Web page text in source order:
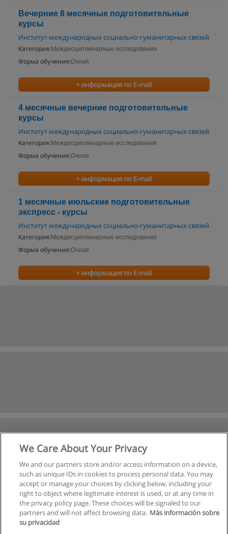
Вечерние 8 месячные подготовительные
курсы
Институт международных социально-гуманитарных связей
Категория: Междисциплинарные исследования
Форма обучения:Очная
+ информация по E-mail
4 месячные вечерние подготовительные
курсы
Институт международных социально-гуманитарных связей
Категория: Междисциплинарные исследования
Форма обучения:Очная
+ информация по E-mail
1 месячные июльские подготовительные
экспресс - курсы
Институт международных социально-гуманитарных связей
Категория: Междисциплинарные исследования
Форма обучения:Очная
+ информация по E-mail
Следующая
из
We Care About Your Privacy
We and our partners store and/or access information on a device,
such as unique IDs in cookies to process personal data. You may
accept or manage your choices by clicking below, including your
right to object where legitimate interest is used, or at any time in
the privacy policy page. These choices will be signaled to our
partners and will not affect browsing data. Más información sobre
su privacidad